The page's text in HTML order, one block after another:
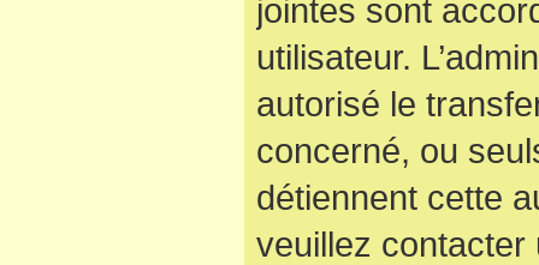
jointes sont
utilisateur.
autorisé le
concerné, ou
détiennent cette
veuillez contacter